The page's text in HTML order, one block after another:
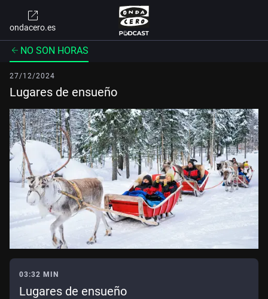
ondacero.es
NO SON HORAS
27/12/2024
Lugares de ensueño
03:32 MIN
Lugares de ensueño